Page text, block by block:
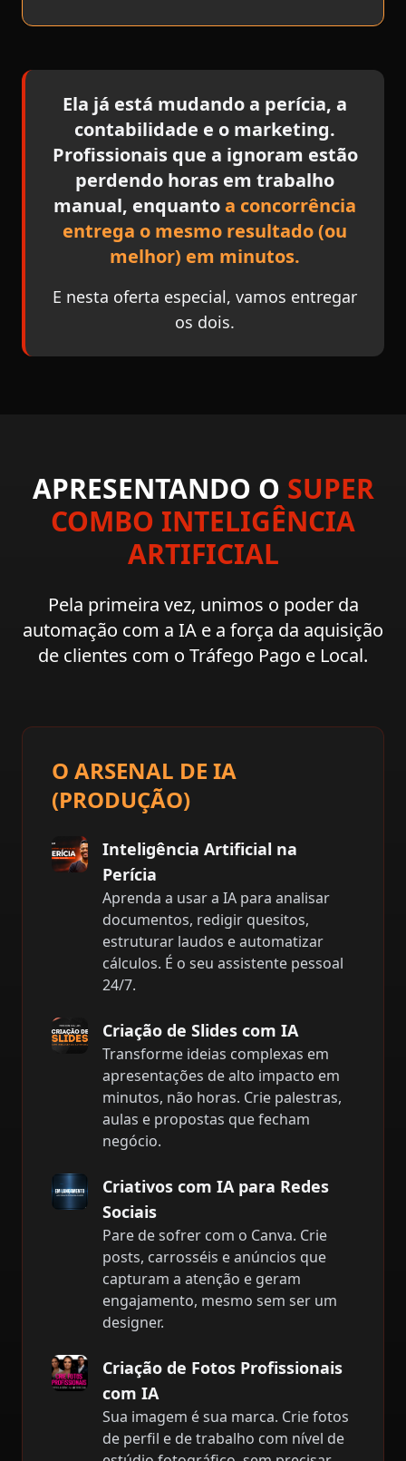
Ela já está mudando a perícia, a
contabilidade e o marketing.
Profissionais que a ignoram estão
perdendo horas em trabalho
manual, enquantoa concorrência
entrega o mesmo resultado (ou
melhor) em minutos.
E nesta oferta especial, vamos entregar
os dois.
APRESENTANDO O SUPER
COMBO INTELIGÊNCIA
ARTIFICIAL
Pela primeira vez, unimos o poder da
automação com a IA e a força da aquisição
de clientes com o Tráfego Pago e Local.
O ARSENAL DE IA
(PRODUÇÃO)
Inteligência Artificial na
Perícia
Aprenda a usar a IA para analisar
documentos, redigir quesitos,
estruturar laudos e automatizar
cálculos. É o seu assistente pessoal
24/7.
Criação de Slides com IA
Transforme ideias complexas em
apresentações de alto impacto em
minutos, não horas. Crie palestras,
aulas e propostas que fecham
negócio.
Criativos com IA para Redes
Sociais
Pare de sofrer com o Canva. Crie
posts, carrosséis e anúncios que
capturam a atenção e geram
engajamento, mesmo sem ser um
designer.
Criação de Fotos Profissionais
com IA
Sua imagem é sua marca. Crie fotos
de perfil e de trabalho com nível de